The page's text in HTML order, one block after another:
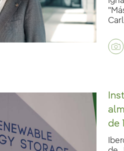
de